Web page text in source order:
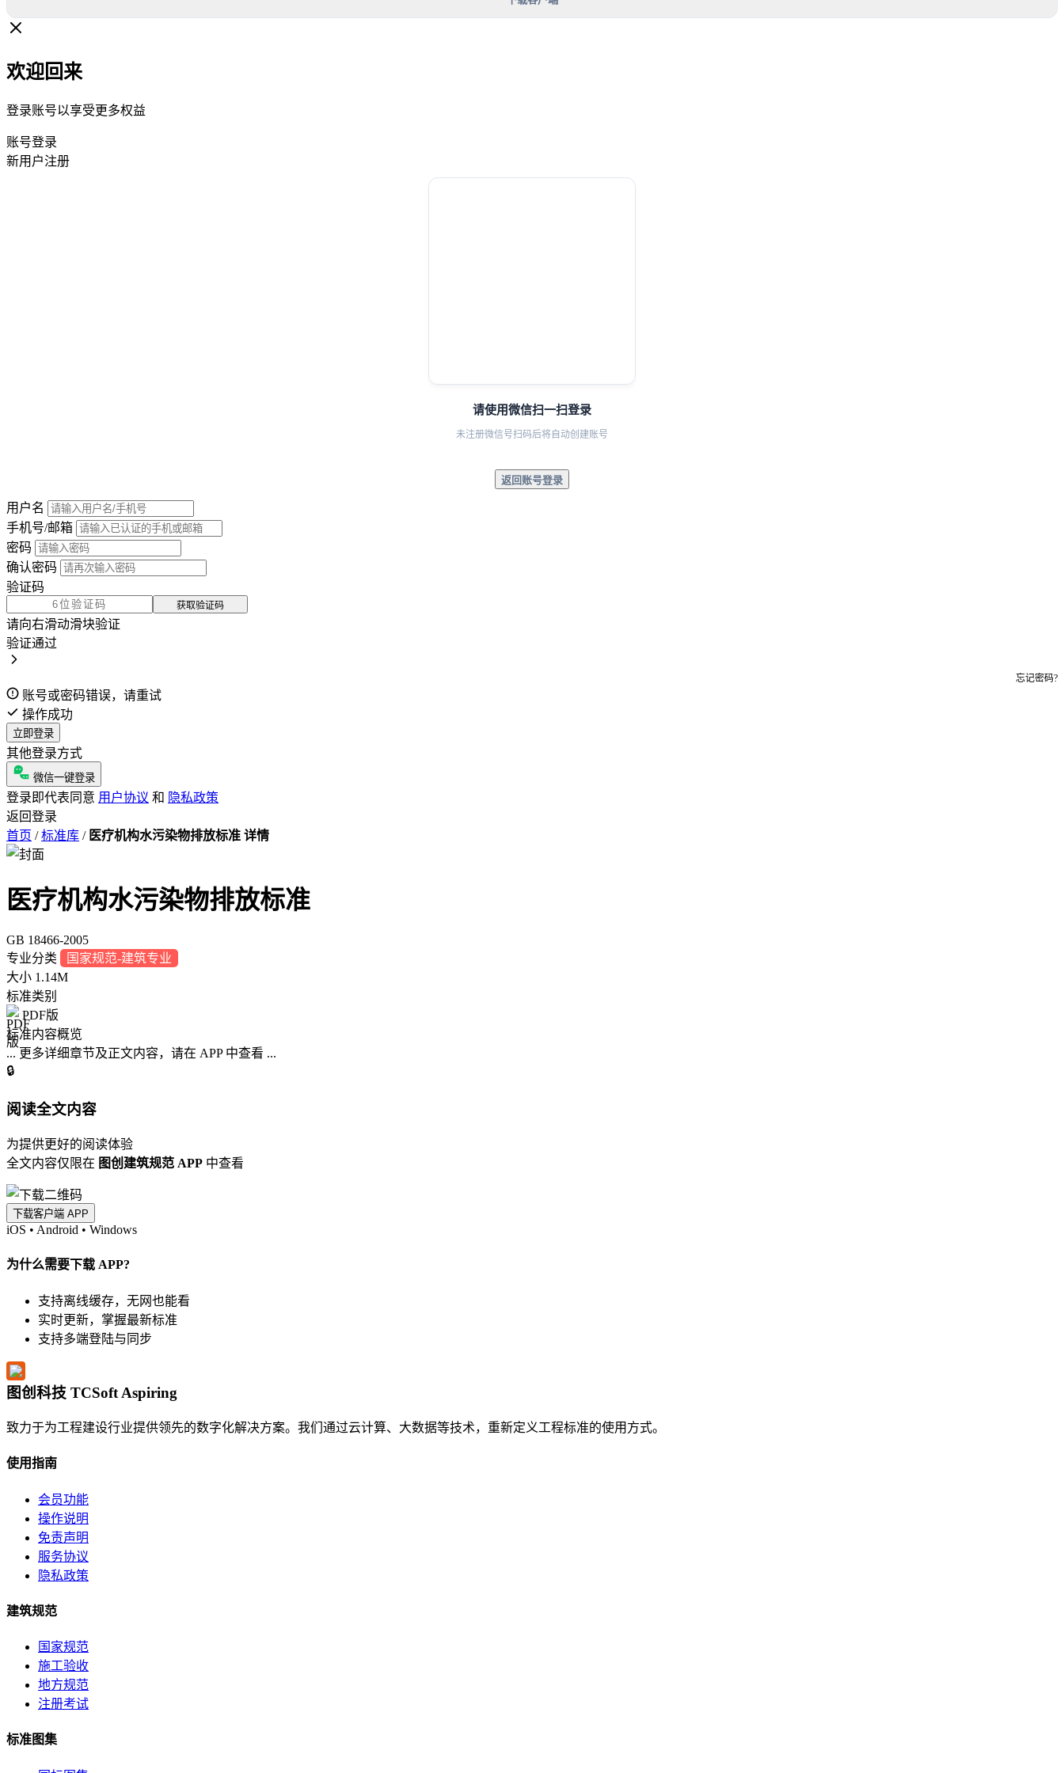
欢迎回来
登录账号以享受更多权益
账号登录
新用户注册
请使用微信扫一扫登录
未注册微信号扫码后将自动创建账号
返回账号登录
用户名
手机号/邮箱
密码
确认密码
验证码
获取验证码
请向右滑动滑块验证
验证通过
忘记密码?
账号或密码错误，请重试
操作成功
立即登录
其他登录方式
微信一键登录
登录即代表同意 用户协议 和 隐私政策
返回登录
首页 / 标准库 / 医疗机构水污染物排放标准 详情
医疗机构水污染物排放标准
GB 18466-2005
专业分类
国家规范-建筑专业
大小 1.14M
标准类别
PDF版
标准内容概览
... 更多详细章节及正文内容，请在 APP 中查看 ...
🔒
阅读全文内容
为提供更好的阅读体验
全文内容仅限在 图创建筑规范 APP 中查看
下载客户端 APP
iOS • Android • Windows
为什么需要下载 APP?
支持离线缓存，无网也能看
实时更新，掌握最新标准
支持多端登陆与同步
图创科技 TCSoft Aspiring
致力于为工程建设行业提供领先的数字化解决方案。我们通过云计算、大数据等技术，重新定义工程标准的使用方式。
使用指南
会员功能
操作说明
免责声明
服务协议
隐私政策
建筑规范
国家规范
施工验收
地方规范
注册考试
标准图集